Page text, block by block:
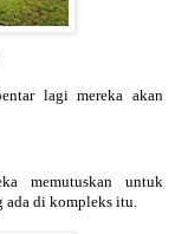
lagi mereka akan
memutuskan untuk
di kompleks itu.